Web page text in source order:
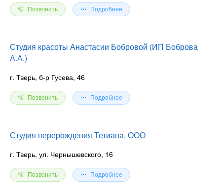
Позвонить Подробнее
Студия красоты Анастасии Бобровой (ИП Боброва
А.А.)
г. Тверь, б-р Гусева, 46
Позвонить Подробнее
Студия перерождения Тетиана, ООО
г. Тверь, ул. Чернышевского, 16
Позвонить Подробнее